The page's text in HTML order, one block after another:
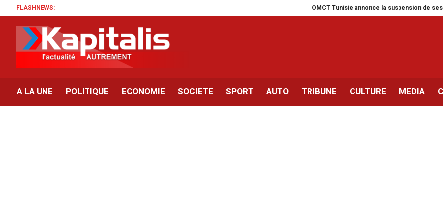
FLASHNEWS: OMCT Tunisie annonce la suspension de ses activités
A LA UNE POLITIQUE ECONOMIE SOCIETE SPORT AUTO TRIBUNE CULTURE MEDIA